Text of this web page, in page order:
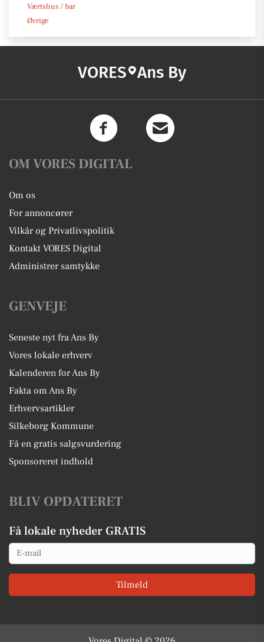
Værtshus / bar
Øvrige
VORES Ans By
OM VORES DIGITAL
Om os
For annoncører
Vilkår og Privatlivspolitik
Kontakt VORES Digital
Administrer samtykke
GENVEJE
Seneste nyt fra Ans By
Vores lokale erhverv
Kalenderen for Ans By
Fakta om Ans By
Erhvervsartikler
Silkeborg Kommune
Få en gratis salgsvurdering
Sponsoreret indhold
BLIV OPDATERET
Få lokale nyheder GRATIS
Email
Tilmeld